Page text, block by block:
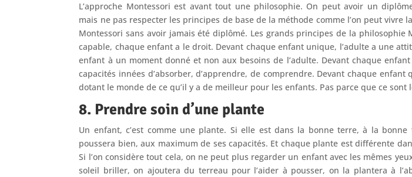
L’approche Montessori est avant tout une philosophie. On peut avoir un
mais ne pas respecter les principes de base de la méthode comme l’on peut vivre
Montessori sans avoir jamais été diplômé. Les grands principes de la
capable, chaque enfant a le droit. Devant chaque enfant unique, l’adulte a une
enfant à un moment donné et non aux besoins de l’adulte. Devant chaque
capacités innées d’absorber, d’apprendre, de comprendre. Devant chaque
dotant le monde de ce qu’il y a de meilleur pour les enfants. Pas parce que ce
8. Prendre soin d’une plante
Un enfant, c’est comme une plante. Si elle est dans la bonne terre, à la
poussera bien, aux maximum de ses capacités. Et chaque plante est différente
Si l’on considère tout cela, on ne peut plus regarder un enfant avec les mêmes
soleil briller, on ajoutera du terreau pour l’aider à pousser, on la plantera à